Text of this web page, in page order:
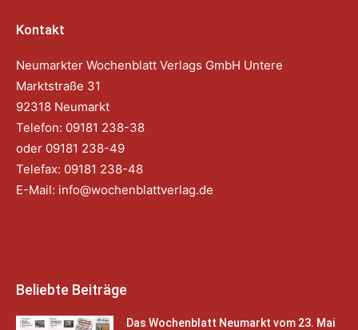
Kontakt
Neumarkter Wochenblatt Verlags GmbH Untere
Marktstraße 31
92318 Neumarkt
Telefon: 09181 238-38
oder 09181 238-49
Telefax: 09181 238-48
E-Mail: info@wochenblattverlag.de
Beliebte Beiträge
Das Wochenblatt Neumarkt vom 23. Mai